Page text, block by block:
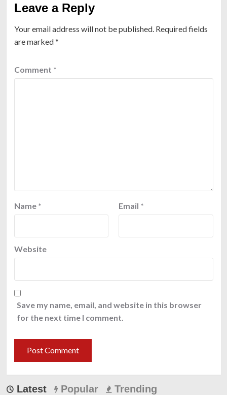
Leave a Reply
Your email address will not be published. Required fields
are marked*
Comment *
Name * Email *
Website
Save my name, email, and website in this browser
for the next time I comment.
Latest Popular Trending